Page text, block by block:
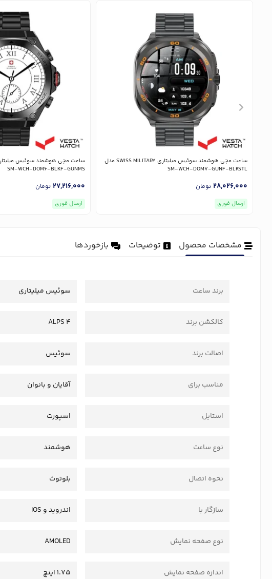
ساعت مچی هوشمند سوئیس میلیتاری SWISS MILITARY مدل
SM-WCH-DOM7-GUNF-BLKSTL
28,026,000 تومان
ارسال فوری
SM-WCH-DOM6-BLKF-GUNMS
27,216,000 تومان
ارسال فوری
مشخصات محصول توضیحات بازخوردها
برند ساعت سوئیس میلیتاری
کالکشن برند ALPS 4
اصالت برند سوئیس
مناسب برای آقایان و بانوان
استایل اسپورت
نوع ساعت هوشمند
نحوه اتصال بلوتوث
سازگار با اندروید و IOS
نوع صفحه نمایش AMOLED
اندازه صفحه نمایش 1.75 اینچ